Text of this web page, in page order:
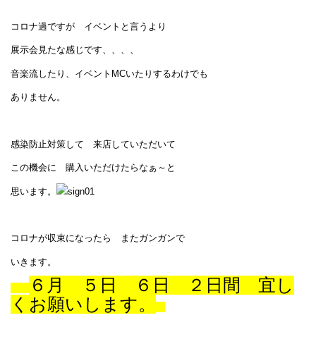
コロナ過ですが イベントと言うより
展示会見たな感じです、、、、
音楽流したり、イベントMCいたりするわけでも
ありません。
感染防止対策して 来店していただいて
この機会に 購入いただけたらなぁ～と
思います。
コロナが収束になったら またガンガンで
いきます。
６月 ５日 ６日 ２日間 宜し
くお願いします。